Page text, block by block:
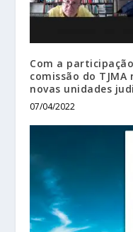
Com a
comissão do
novas unidades
07/04/2022